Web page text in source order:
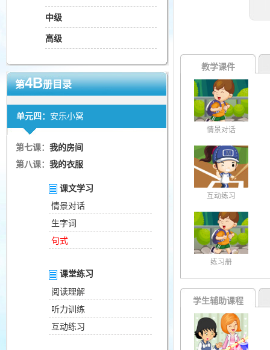
中级
高级
第4B册目录
单元四： 安乐小窝
第七课： 我的房间
第八课： 我的衣服
课文学习
情景对话
生字词
句式
课堂练习
阅读理解
听力训练
互动练习
教学课件
情景对话
互动练习
练习册
学生辅助课程